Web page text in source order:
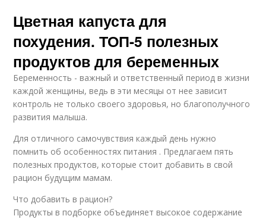
Цветная капуста для
похудения. ТОП-5 полезных
продуктов для беременных
Беременность - важный и ответственный период в жизни
каждой женщины, ведь в эти месяцы от нее зависит
контроль не только своего здоровья, но благополучного
развития малыша.
Для отличного самочувствия каждый день нужно
помнить об особенностях питания . Предлагаем пять
полезных продуктов, которые стоит добавить в свой
рацион будущим мамам.
Что добавить в рацион?
Продукты в подборке объединяет высокое содержание